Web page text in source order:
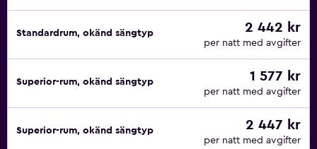
Standardrum, okänd sängtyp 2 442 kr
per natt med avgifter
Superior-rum, okänd sängtyp 1 577 kr
per natt med avgifter
Superior-rum, okänd sängtyp 2 447 kr
per natt med avgifter